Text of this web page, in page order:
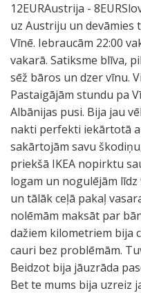
12EURAustrija -
uz Austriju un devāmies
Vīnē. Iebraucām 22:00
vakarā. Satiksme blīva,
sēž bāros un dzer vīnu.
Pastaigājām stundu pa
Albānijas pusi. Bija jau
nakti perfekti iekārtotā
sakārtojām savu
priekšā IKEA nopirktu
logam un nogulējām
un tālāk ceļā pakaļ
nolēmām maksāt par
dažiem kilometriem bija
cauri bez problēmām.
Beidzot bija jāuzrāda
Bet te mums bija uzreiz